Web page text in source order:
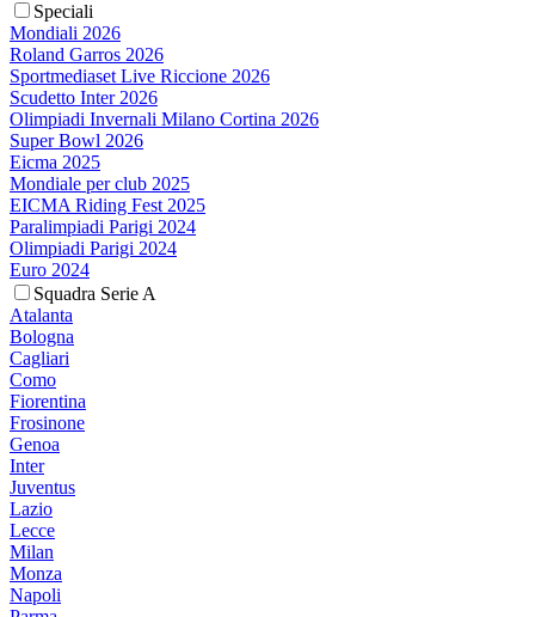
Speciali
Mondiali 2026
Roland Garros 2026
Sportmediaset Live Riccione 2026
Scudetto Inter 2026
Olimpiadi Invernali Milano Cortina 2026
Super Bowl 2026
Eicma 2025
Mondiale per club 2025
EICMA Riding Fest 2025
Paralimpiadi Parigi 2024
Olimpiadi Parigi 2024
Euro 2024
Squadra Serie A
Atalanta
Bologna
Cagliari
Como
Fiorentina
Frosinone
Genoa
Inter
Juventus
Lazio
Lecce
Milan
Monza
Napoli